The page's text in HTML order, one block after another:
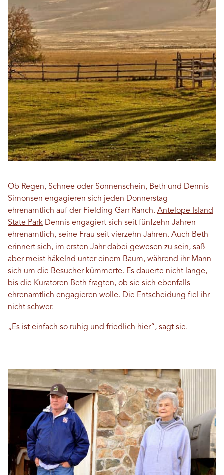
Ob Regen, Schnee oder Sonnenschein, Beth und Dennis
Simonsen engagieren sich jeden Donnerstag
ehrenamtlich auf der Fielding Garr Ranch. Antelope Island
State Park Dennis engagiert sich seit fünfzehn Jahren
ehrenamtlich, seine Frau seit vierzehn Jahren. Auch Beth
erinnert sich, im ersten Jahr dabei gewesen zu sein, saß
aber meist häkelnd unter einem Baum, während ihr Mann
sich um die Besucher kümmerte. Es dauerte nicht lange,
bis die Kuratoren Beth fragten, ob sie sich ebenfalls
ehrenamtlich engagieren wolle. Die Entscheidung fiel ihr
nicht schwer.
„Es ist einfach so ruhig und friedlich hier“, sagt sie.